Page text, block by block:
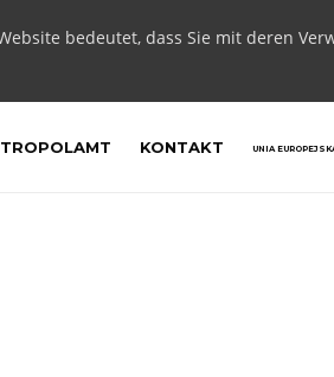
bedeutet, dass Sie mit deren
KONTAKT UNIA